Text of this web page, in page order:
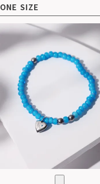
ONE SIZE